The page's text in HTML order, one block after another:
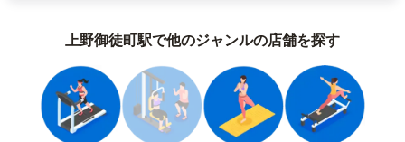
上野御徒町駅で他のジャンルの店舗を探す